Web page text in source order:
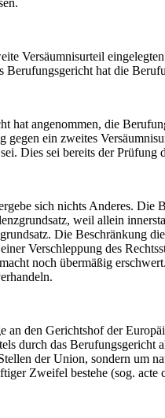
eingelegten
Berufungsgericht hat die
die Berufung
gegen ein zweites
Dies sei bereits der
sich nichts Anderes. Die
weil allein
Die Beschränkung
Verschleppung des
noch übermäßig
Gerichtshof der
durch das Berufungsgericht
der Union, sondern um
Zweifel bestehe (sog. acte